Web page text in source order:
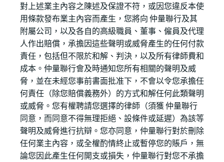
對上述業主內容之陳述及保證不符，或因您違反本使
用條款發布業主內容而產生，您將向 仲量聯行及其
附屬公司，以及各自的高級職員、董事、僱員及代理
人作出賠償，承擔因這些聲明或威脅產生的任何付款
責任，包括但不限於和解、判決，以及所有律師費和
成本。仲量聯行會及時通知您所有相關的聲明及威
脅，並在未經您事前書面批准下，不會以令您承擔任
何責任（除您賠償義務外）的方式和解任何此類聲明
或威脅。您有權聘請您選擇的律師（須獲 仲量聯行
同意，而同意不得無理拒絕、設條件或延遲）為該等
聲明及威脅進行抗辯。您亦同意，仲量聯行對於刪除
任何業主內容，或全權酌情終止或暫停您的賬戶，無
論您因此產生任何開支或損失，仲量聯行對您不承擔